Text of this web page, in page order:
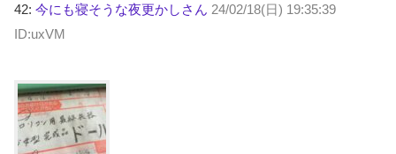
42: 今にも寝そうな夜更かしさん 24/02/18(日) 19:35:39
ID:uxVM